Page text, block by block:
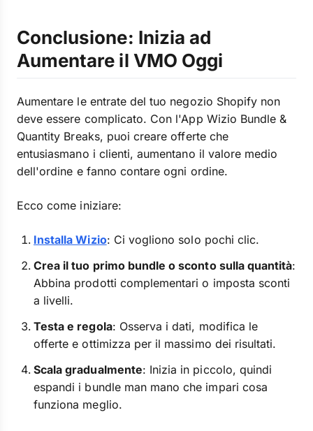
Conclusione: Inizia ad
Aumentare il VMO Oggi
Aumentare le entrate del tuo negozio Shopify non
deve essere complicato. Con l'App Wizio Bundle &
Quantity Breaks, puoi creare offerte che
entusiasmano i clienti, aumentano il valore medio
dell'ordine e fanno contare ogni ordine.
Ecco come iniziare:
Installa Wizio: Ci vogliono solo pochi clic.
Crea il tuo primo bundle o sconto sulla quantità:
Abbina prodotti complementari o imposta sconti
a livelli.
Testa e regola: Osserva i dati, modifica le
offerte e ottimizza per il massimo dei risultati.
Scala gradualmente: Inizia in piccolo, quindi
espandi i bundle man mano che impari cosa
funziona meglio.